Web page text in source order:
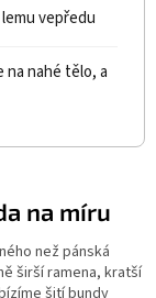
vepředu
nahé tělo, a
na míru
než pánská
širší ramena, kratší
šití bundy